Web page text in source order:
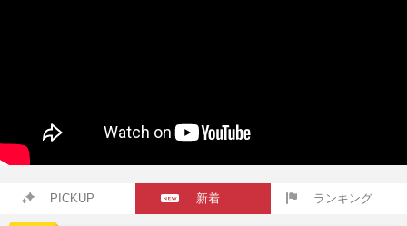
PICKUP 新着 ランキング